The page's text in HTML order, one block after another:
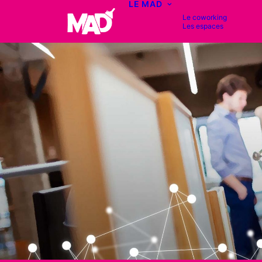
LE MAD
Le coworking
Les espaces